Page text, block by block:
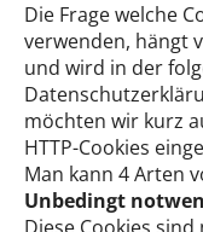
Die Frage welche
verwenden, hängt
und wird in der
möchten wir kurz
HTTP-Cookies
Man kann 4 Arten
Unbedingt